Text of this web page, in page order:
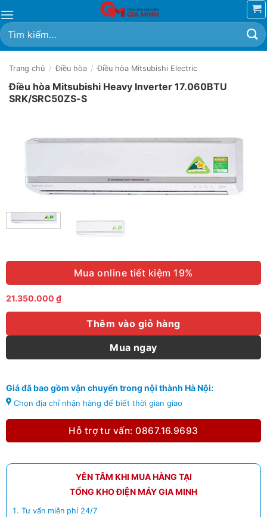
qua
nội
dung
Tìm
kiếm:
Trang chủ / Điều hòa / Điều hòa Mitsubishi Electric
Điều hòa Mitsubishi Heavy Inverter 17.060BTU
SRK/SRC50ZS-S
Mua online tiết kiệm 19%
21.350.000 ₫
Thêm vào giỏ hàng
Mua ngay
Giá đã bao gồm vận chuyển trong nội thành Hà Nội:
Chọn địa chỉ nhận hàng để biết thời gian giao
Hỗ trợ tư vấn: 0867.16.9693
YÊN TÂM KHI MUA HÀNG TẠI
TỔNG KHO ĐIỆN MÁY GIA MINH
Tư vấn miễn phí 24/7